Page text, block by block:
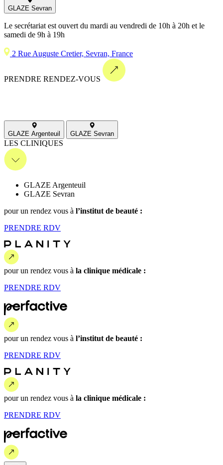
GLAZE Sevran
Le secrétariat est ouvert du mardi au vendredi de 10h à 20h et le
samedi de 9h à 19h
2 Rue Auguste Cretier, Sevran, France
PRENDRE RENDEZ-VOUS
GLAZE Argenteuil GLAZE Sevran
LES CLINIQUES
GLAZE Argenteuil
GLAZE Sevran
pour un rendez vous à l’institut de beauté :
PRENDRE RDV
pour un rendez vous à la clinique médicale :
PRENDRE RDV
pour un rendez vous à l’institut de beauté :
PRENDRE RDV
pour un rendez vous à la clinique médicale :
PRENDRE RDV